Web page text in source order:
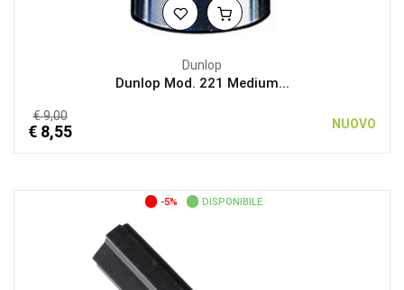
Dunlop
Dunlop Mod. 221 Medium...
€ 9,00
€ 8,55 NUOVO
-5% DISPONIBILE